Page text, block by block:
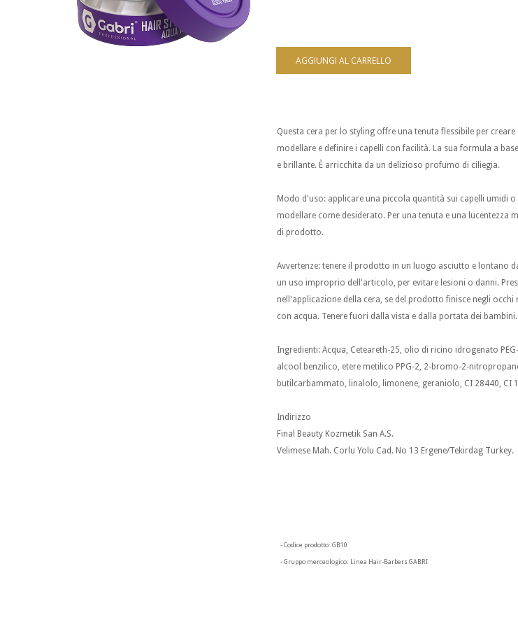
Questa cera per lo styling offre una tenuta flessibile per
modellare e definire i capelli con facilità. La sua formula a
e brillante. È arricchita da un delizioso profumo di ciliegia.
Modo d'uso: applicare una piccola quantità sui capelli umidi
modellare come desiderato. Per una tenuta e una lucentezza
di prodotto.
Avvertenze: tenere il prodotto in un luogo asciutto e lontano
un uso improprio dell'articolo, per evitare lesioni o danni.
nell'applicazione della cera, se del prodotto finisce negli
con acqua. Tenere fuori dalla vista e dalla portata dei bambini.
Ingredienti: Acqua, Ceteareth-25, olio di ricino idrogenato
alcool benzilico, etere metilico PPG-2, 2-bromo-2-
butilcarbammato, linalolo, limonene, geraniolo, CI 28440, CI
Indirizzo
Final Beauty Kozmetik San A.S.
Velimese Mah. Corlu Yolu Cad. No 13 Ergene/Tekirdag Turkey.
- Codice prodotto: GB10
- Gruppo merceologico: Linea Hair-Barbers GABRI